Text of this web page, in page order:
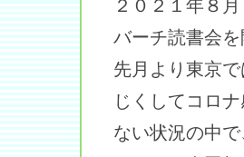
２０２１年８
バーチ読書会を
先月より東京
じくしてコロ
ない状況の中